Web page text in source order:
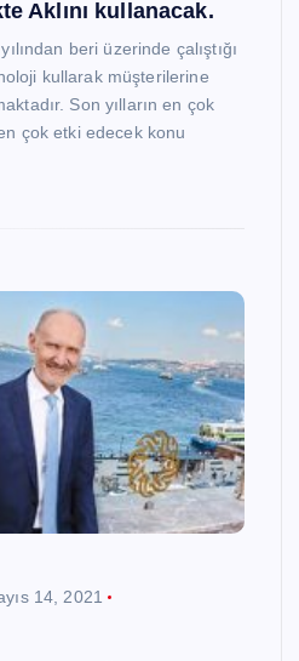
Aklını kullanacak.
beri üzerinde çalıştığı
kullarak müşterilerine
Son yılların en çok
çok etki edecek konu
14, 2021